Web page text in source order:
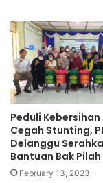
Peduli
Cegah Stunting,
Delanggu
Bantuan Bak
February 13, 2023